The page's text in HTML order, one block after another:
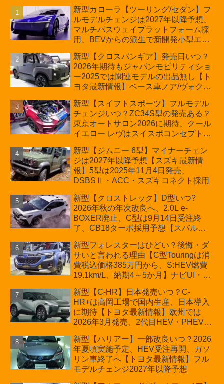
新型カローラ【ツーリング/セダン】フ
ルモデルチェンジは2027年以降予想、
マルチパスウェイプラットフォーム採
用、BEVからの派生で新開発小型エン
の採用は無しか【トヨタ最新情報】60
周年記念車発売
新型【クロスバンギア】発売日いつ？
2026年期待もジャパンモビリティショ
ー2025では関連モデルの出品無し【ト
ヨタ最新情報】ベース車ノア/ヴォクシ
ほか「コア」と「ツール」、デリカ
D:5対抗のクロスオーバーSUVミニバ
ン
新型【スイフトスポーツ】フルモデル
チェンジいつ？ZC34S型の発売ある？
東京オートサロン2026に期待、クール
イエロー レヴはスイスポコンセプト
プが争点【スズキ最新情報】特別仕様
車「ZC33S Final Edition」終了
新型【ジムニー 6型】マイナーチェン
ジは2027年以降予想【スズキ最新情
報】5型は2025年11月4日発売、
DSBSⅡ・ACC・スズキコネクト採用
新型【クロストレック】D型いつ?
2026年秋の年次改良へ、2.0L e-
BOXER廃止、C型は9月14日受注終
了、CB18ターボ採用予想【スバル最
新型フォレスターはひどい？後悔・ダ
サいと言われる理由【C型Touringは消
費税込価格385万円から、S:HEV燃費
19.1km/L、納期4～5か月】ナビUI・冬
カーオブザイヤーとJNCAP大賞受賞後
も残る注意点
新型【C-HR】日本発売いつ？C-
HR+は高岡工場で国内生産、日本導入
に期待【トヨタ最新情報】欧州では
2026年3月発売、2代目HEV・PHEVは
新型【ハリアー】一部改良いつ？2026
年夏頃実施予定、HEV受注再開、ガソ
リン車終了へ【トヨタ最新情報】フル
モデルチェンジ2027年以降予想